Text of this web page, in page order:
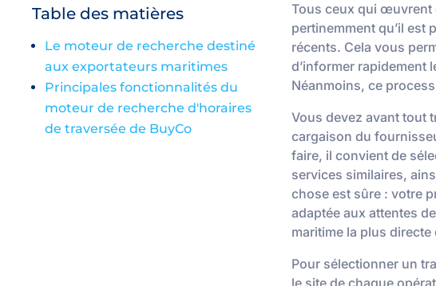
Table des matières
Le moteur de recherche destiné
aux exportateurs maritimes
Principales fonctionnalités du
moteur de recherche d'horaires
de traversée de BuyCo
Tous ceux qui œuvrent
pertinemment qu’il est
récents. Cela vous
d’informer rapidement
Néanmoins, ce
Vous devez avant tout
cargaison du
faire, il convient de
services similaires,
chose est sûre : votre
adaptée aux attentes
maritime la plus
Pour sélectionner un